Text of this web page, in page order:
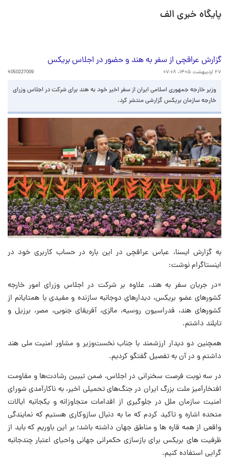
پایگاه خبری الف
گزارش عراقچی از سفر به هند و حضور در اجلاس بریکس
۲۷ اردیبهشت ۱۴۰۵، ۰۷:۰۸ 4050227009
وزیر خارجه جمهوری اسلامی ایران از سفر اخیر خود به هند برای شرکت در اجلاس وزرای
خارجه سازمان بریکس گزارشی منتشر کرد.
به گزارش ایسنا، عباس عراقچی در این باره در حساب کاربری خود در
اینستاگرام نوشت:
«در جریان سفر به هند، علاوه بر شرکت در اجلاس وزرای امور خارجه
کشورهای عضو بریکس، دیدارهای دوجانبه سازنده و مفیدی با همتایانم از
کشورهای هند، فدراسیون روسیه، مالزی، آفریقای جنوبی، مصر، برزیل و
تایلند داشتم.
همچنین دو دیدار ارزشمند با جناب نخست‌وزیر و مشاور امنیت ملی هند
داشتم و در آن به تفصیل گفتگو کردیم.
در سه نوبت فرصت سخنرانی در اجلاس، ضمن تبیین رشادت‌ها و مقاومت
افتخارآمیز ملت بزرگ ایران در جنگ‌های تحمیلی اخیر، به ناکارآمدی شورای
امنیت سازمان ملل در جلوگیری از اقدامات متجاوزانه و یکجانبه ایالات
متحده اشاره و تاکید کردم که ما به دنبال سازوکاری هستیم که نمایندگی
واقعی از همه قاره ها و مناطق جهان داشته باشد؛ بر این باوریم که باید از
ظرفیت های بریکس برای بازسازی حکمرانی جهانی واحیای اعتبار چندجانبه
گرایی استفاده کنیم.